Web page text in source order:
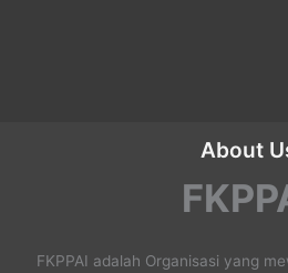
About
FKPPAI adalah Organisasi yang